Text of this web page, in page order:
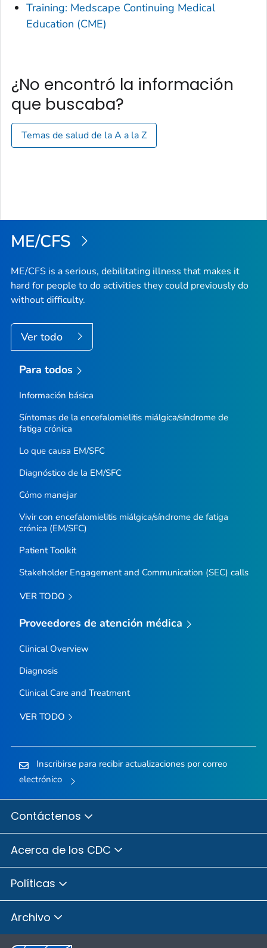
Training: Medscape Continuing Medical
Education (CME)
¿No encontró la información
que buscaba?
Temas de salud de la A a la Z
ME/CFS
ME/CFS is a serious, debilitating illness that makes it
hard for people to do activities they could previously do
without difficulty.
Ver todo
Para todos
Información básica
Síntomas de la encefalomielitis miálgica/síndrome de
fatiga crónica
Lo que causa EM/SFC
Diagnóstico de la EM/SFC
Cómo manejar
Vivir con encefalomielitis miálgica/síndrome de fatiga
crónica (EM/SFC)
Patient Toolkit
Stakeholder Engagement and Communication (SEC) calls
VER TODO
Proveedores de atención médica
Clinical Overview
Diagnosis
Clinical Care and Treatment
VER TODO
Inscribirse para recibir actualizaciones por correo
electrónico
Contáctenos
Acerca de los CDC
Políticas
Archivo